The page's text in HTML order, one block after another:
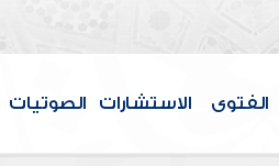
الفتوى الاستشارات الصوتيات